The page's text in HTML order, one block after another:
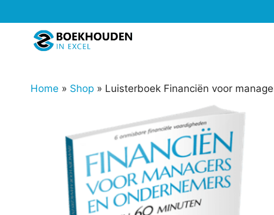
naar
Home » Shop » Luisterboek Financiën voor